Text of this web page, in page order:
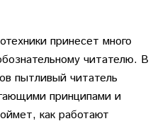
принесет много
читателю. В
пытливый читатель
принципами и
как работают